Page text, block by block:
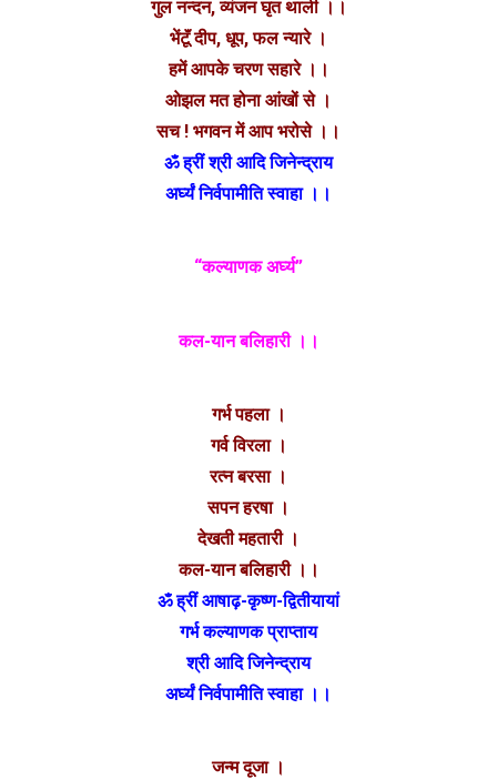
गुल नन्दन, व्यंजन घृत थाली ।।
भेंटूॅं दीप, धूप, फल न्यारे ।
हमें आपके चरण सहारे ।।
ओझल मत होना आंखों से ।
सच ! भगवन में आप भरोसे ।।
ॐ ह्रीं श्री आदि जिनेन्द्राय
अर्घ्यं निर्वपामीति स्वाहा ।।
“कल्याणक अर्घ्य”
कल-यान बलिहारी ।।
गर्भ पहला ।
गर्व विरला ।
रत्न बरसा ।
सपन हरषा ।
देखती महतारी ।
कल-यान बलिहारी ।।
ॐ ह्रीं आषाढ़-कृष्ण-द्वितीयायां
गर्भ कल्याणक प्राप्ताय
श्री आदि जिनेन्द्राय
अर्घ्यं निर्वपामीति स्वाहा ।।
जन्म दूजा ।